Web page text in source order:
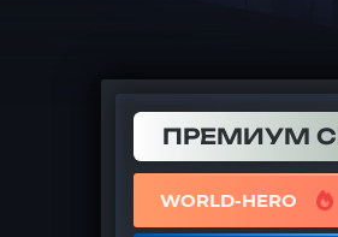
ПРЕМИУМ
WORLD-HERO